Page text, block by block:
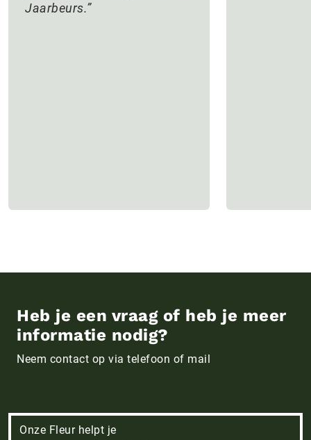
Jaarbeurs.
Heb je een vraag of heb je meer
informatie nodig?
Neem contact op via telefoon of mail
Onze Fleur helpt je